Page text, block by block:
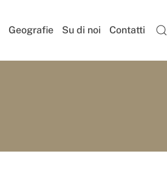
Geografie Su di noi Contatti